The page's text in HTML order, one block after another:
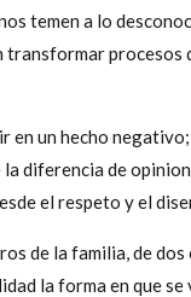
temen a lo
en un hecho
diferencia de
el respeto y el
de la familia, de
la forma en que